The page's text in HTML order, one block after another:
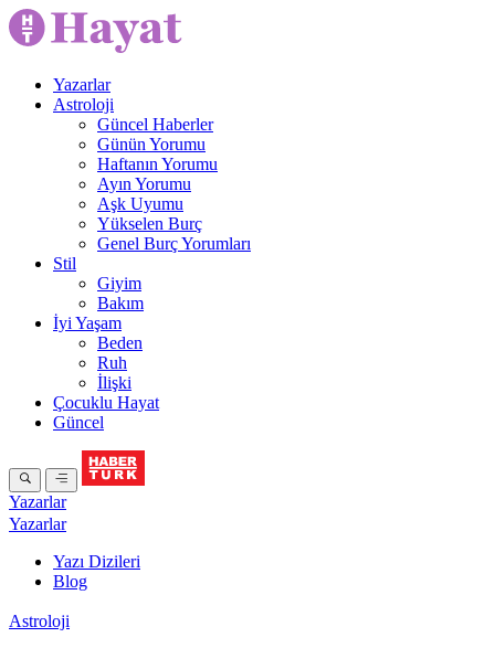
Yazarlar
Astroloji
Güncel Haberler
Günün Yorumu
Haftanın Yorumu
Ayın Yorumu
Aşk Uyumu
Yükselen Burç
Genel Burç Yorumları
Stil
Giyim
Bakım
İyi Yaşam
Beden
Ruh
İlişki
Çocuklu Hayat
Güncel
Yazarlar
Yazarlar
Yazı Dizileri
Blog
Astroloji